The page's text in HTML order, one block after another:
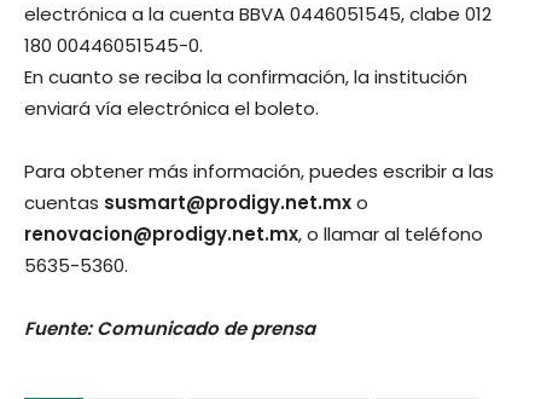
electrónica a la cuenta BBVA 0446051545, clabe 012
180 00446051545-0.
En cuanto se reciba la confirmación, la institución
enviará vía electrónica el boleto.
Para obtener más información, puedes escribir a las
cuentas susmart@prodigy.net.mxo
renovacion@prodigy.net.mx, o llamar al teléfono
5635-5360.
Fuente: Comunicado de prensa